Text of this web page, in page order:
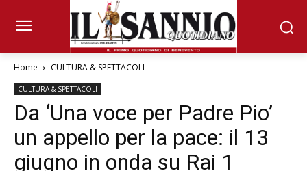
Home CULTURA & SPETTACOLI
CULTURA & SPETTACOLI
Da ‘Una voce per Padre Pio’
un appello per la pace: il 13
giugno in onda su Rai 1